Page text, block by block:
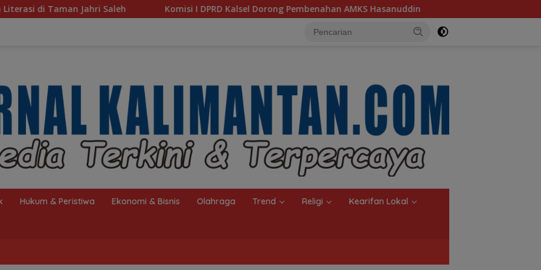
Komisi I DPRD Kalsel Dorong Pembenahan AMKS Hasanuddin Ketua TP PKK Kalsel, Dorong Kreasi Olahan
Hukum & Peristiwa Ekonomi & Bisnis Olahraga Trend Religi Kearifan Lokal